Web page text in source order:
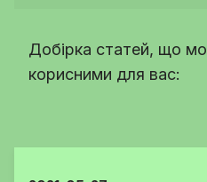
Добірка статей, що
корисними для вас: